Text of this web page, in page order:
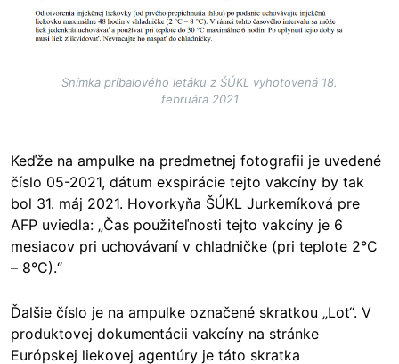
Snímka príbalového letáku z ŠÚKL vyhotovená 18.
februára 2021
Keďže na ampulke na predmetnej fotografii je uvedené
číslo 05-2021, dátum exspirácie tejto vakcíny by tak
bol 31. máj 2021. Hovorkyňa ŠÚKL Jurkemíková pre
AFP uviedla: „Čas použiteľnosti tejto vakcíny je 6
mesiacov pri uchovávaní v chladničke (pri teplote 2°C
– 8°C).“
Ďalšie číslo je na ampulke označené skratkou „Lot“. V
produktovej dokumentácii vakcíny na stránke
Európskej liekovej agentúry je táto skratka